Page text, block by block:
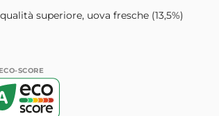
superiore, uova fresche (13,5%)
ECO-SCORE